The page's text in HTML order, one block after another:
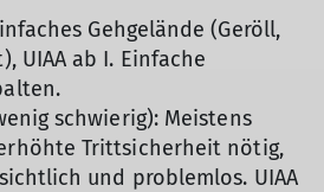
Gehgelände (Geröll,
UIAA ab I. Einfache
schwierig): Meistens
Trittsicherheit nötig,
und problemlos. UIAA